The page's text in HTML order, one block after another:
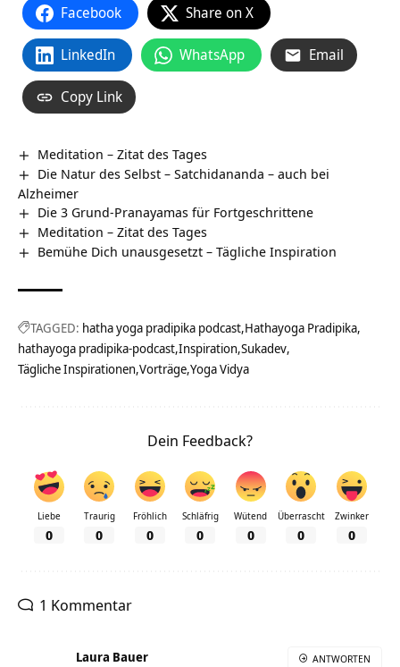
Facebook Share on X
LinkedIn WhatsApp Email
Copy Link
Meditation – Zitat des Tages
Die Natur des Selbst – Satchidananda – auch bei
Alzheimer
Die 3 Grund-Pranayamas für Fortgeschrittene
Meditation – Zitat des Tages
Bemühe Dich unausgesetzt – Tägliche Inspiration
TAGGED: hatha yoga pradipika podcast Hathayoga Pradipika
hathayoga pradipika-podcast Inspiration Sukadev
Tägliche Inspirationen Vorträge Yoga Vidya
Dein Feedback?
Liebe
0
Traurig
0
Fröhlich
0
Schläfrig
0
Wütend
0
Überrascht
0
Zwinker
0
1 Kommentar
Laura Bauer ANTWORTEN